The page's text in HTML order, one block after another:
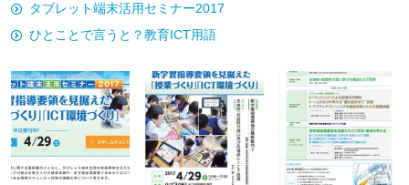
タブレット端末活用セミナー2017
ひとことで言うと？教育ICT用語